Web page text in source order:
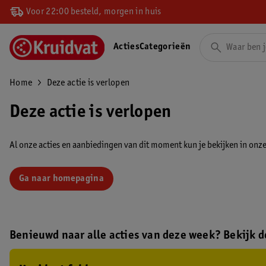
Voor 22:00 besteld, morgen in huis
ActiesCategorieën
Home Deze actie is verlopen
Deze actie is verlopen
Al onze acties en aanbiedingen van dit moment kun je bekijken in
Ga naar homepagina
Benieuwd naar alle acties van deze week? Bekijk